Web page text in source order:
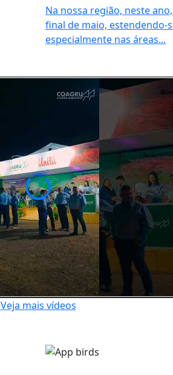
Na nossa região, neste
final de maio, estendendo-
especialmente nas áreas...
Veja mais vídeos